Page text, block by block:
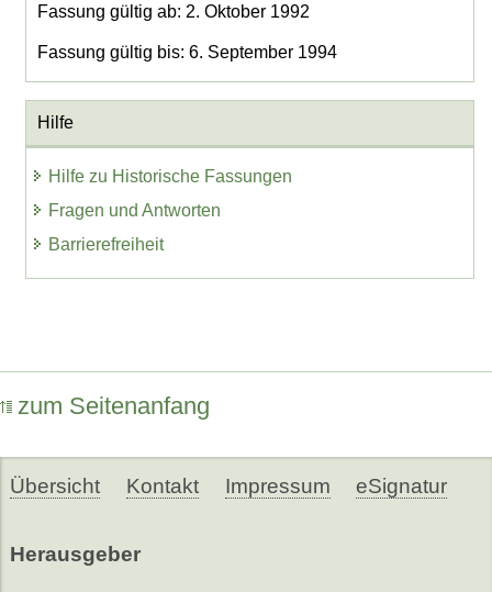
Fassung gültig ab: 2. Oktober 1992
Fassung gültig bis: 6. September 1994
Hilfe
Hilfe zu Historische Fassungen
Fragen und Antworten
Barrierefreiheit
zum Seitenanfang
Übersicht Kontakt Impressum eSignatur
Herausgeber